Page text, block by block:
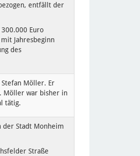
entfällt der
Euro
Jahresbeginn
des
Möller. Er
Möller war bisher in
tätig.
der Stadt Monheim
Straße